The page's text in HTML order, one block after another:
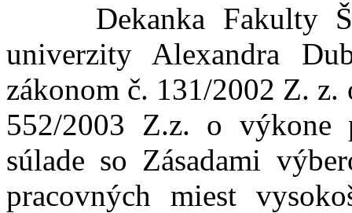
Dekanka Fakulty
univerzity Alexandra
zákonom č. 131/2002 Z.
552/2003 Z.z. o výkone
súlade so Zásadami
pracovných miest